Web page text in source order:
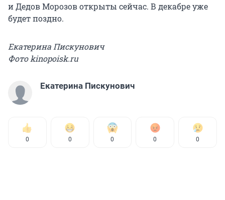
и Дедов Морозов открыты сейчас. В декабре уже
будет поздно.
Екатерина Пискунович
Фото kinopoisk.ru
Екатерина Пискунович
0 0 0 0 0